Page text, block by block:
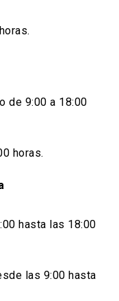
de 9:00 a 18:00
horas.
hasta las 18:00
las 9:00 hasta